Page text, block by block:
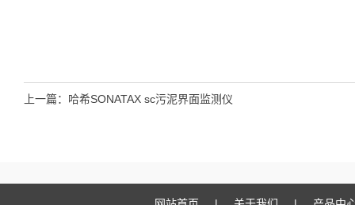
上一篇： 哈希SONATAX sc污泥界面监测仪